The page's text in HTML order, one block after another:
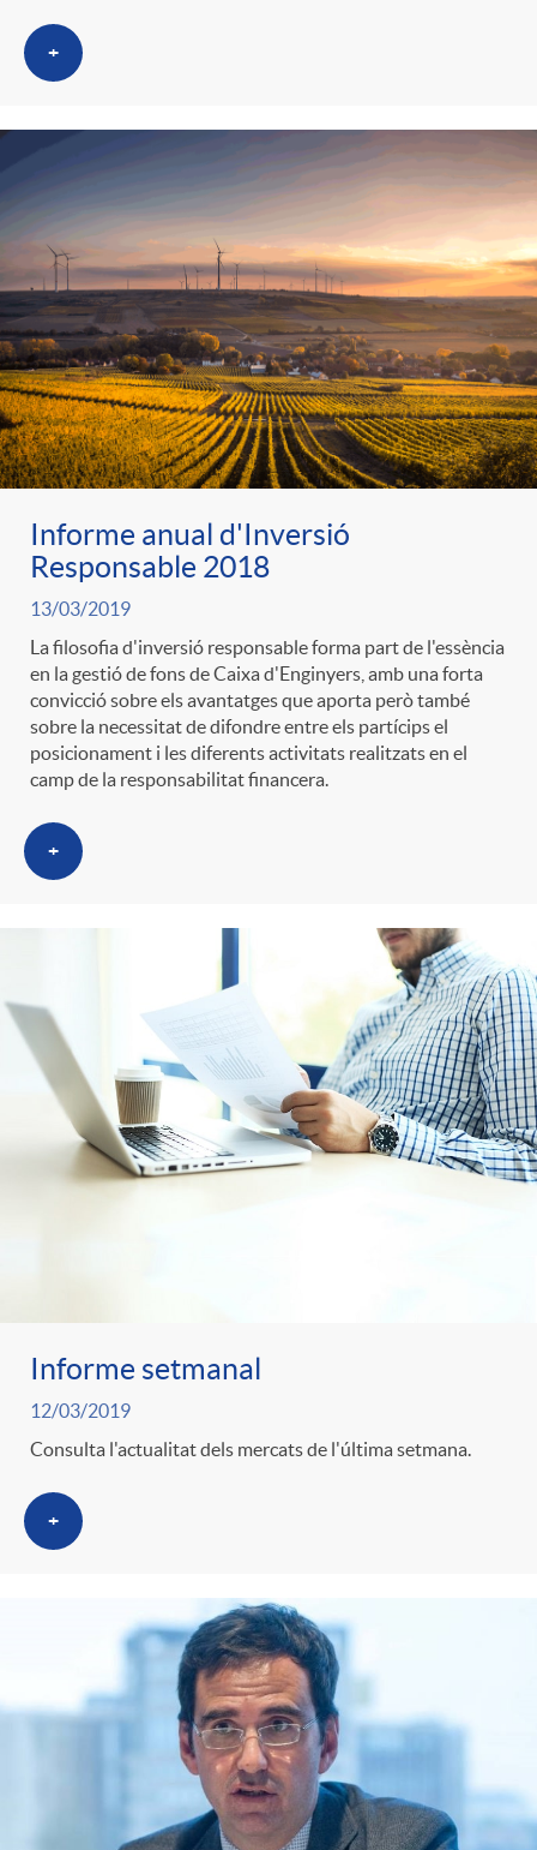
+
Informe anual d'Inversió
Responsable 2018
13/03/2019
La filosofia d'inversió responsable forma part de l'essència
en la gestió de fons de Caixa d'Enginyers, amb una forta
convicció sobre els avantatges que aporta però també
sobre la necessitat de difondre entre els partícips el
posicionament i les diferents activitats realitzats en el
camp de la responsabilitat financera.
+
Informe setmanal
12/03/2019
Consulta l'actualitat dels mercats de l'última setmana.
+